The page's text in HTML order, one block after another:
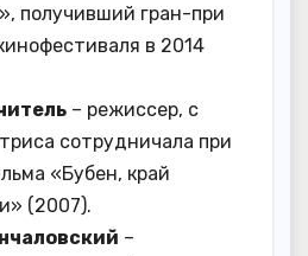
получивший гран-при
в 2014
– режиссер, с
сотрудничала при
«Бубен, край
(2007).
–